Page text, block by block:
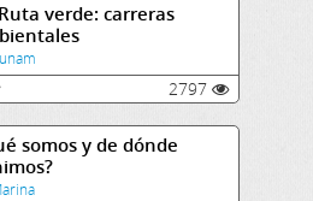
verde: carreras
2797
somos y de dónde